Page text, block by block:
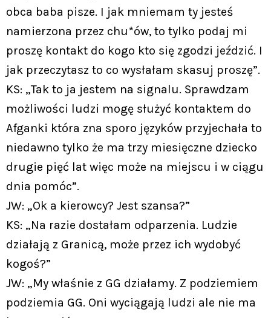
obca baba pisze. I jak mniemam ty jesteś
namierzona przez chu*ów, to tylko podaj mi
proszę kontakt do kogo kto się zgodzi jeździć. I
jak przeczytasz to co wysłałam skasuj proszę”.
KS: „Tak to ja jestem na signalu. Sprawdzam
możliwości ludzi mogę służyć kontaktem do
Afganki która zna sporo języków przyjechała to
niedawno tylko że ma trzy miesięczne dziecko
drugie pięć lat więc może na miejscu i w ciągu
dnia pomóc”.
JW: „Ok a kierowcy? Jest szansa?”
KS: „Na razie dostałam odparzenia. Ludzie
działają z Granicą, może przez ich wydobyć
kogoś?”
JW: „My właśnie z GG działamy. Z podziemiem
podziemia GG. Oni wyciągają ludzi ale nie ma